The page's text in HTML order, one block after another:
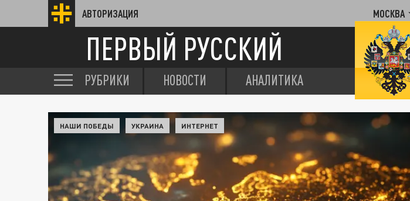
АВТОРИЗАЦИЯ МОСКВА
ПЕРВЫЙ РУССКИЙ
РУБРИКИ НОВОСТИ АНАЛИТИКА
НАШИ ПОБЕДЫ УКРАИНА ИНТЕРНЕТ